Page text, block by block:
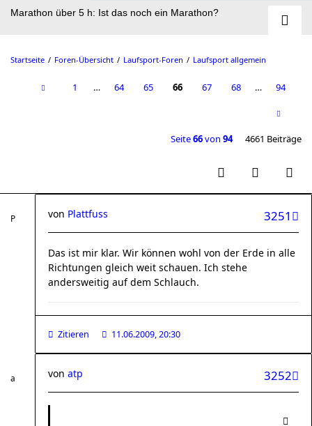
Marathon über 5 h: Ist das noch ein Marathon?
Startseite Foren-Übersicht Laufsport-Foren Laufsport allgemein
1 … 64 65 66 67 68 … 94
Seite66von 94 4661 Beiträge
3251
von Plattfuss
Das ist mir klar. Wir können wohl von der Erde in alle
Richtungen gleich weit schauen. Ich stehe
andersweitig auf dem Schlauch.
Zitieren 11.06.2009, 20:30
3252
von atp